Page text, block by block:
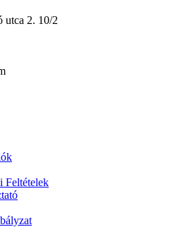
utca 2. 10/2
Feltételek